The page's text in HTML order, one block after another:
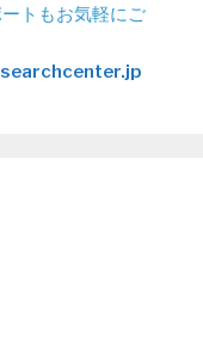
トもお気軽にご